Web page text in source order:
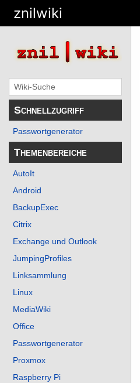
znilwiki
Schnellzugriff
Passwortgenerator
Themenbereiche
AutoIt
Android
BackupExec
Citrix
Exchange und Outlook
JumpingProfiles
Linksammlung
Linux
MediaWiki
Office
Passwortgenerator
Proxmox
Raspberry Pi